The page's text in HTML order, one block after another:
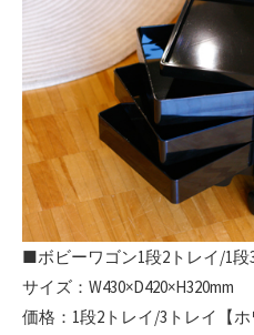
■ボビーワゴン1段2トレイ/1段
サイズ：W430×D420×H320mm
価格：1段2トレイ/3トレイ【